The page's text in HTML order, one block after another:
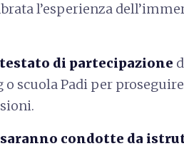
l’esperienza
di partecipazione
scuola Padi per
saranno condotte da